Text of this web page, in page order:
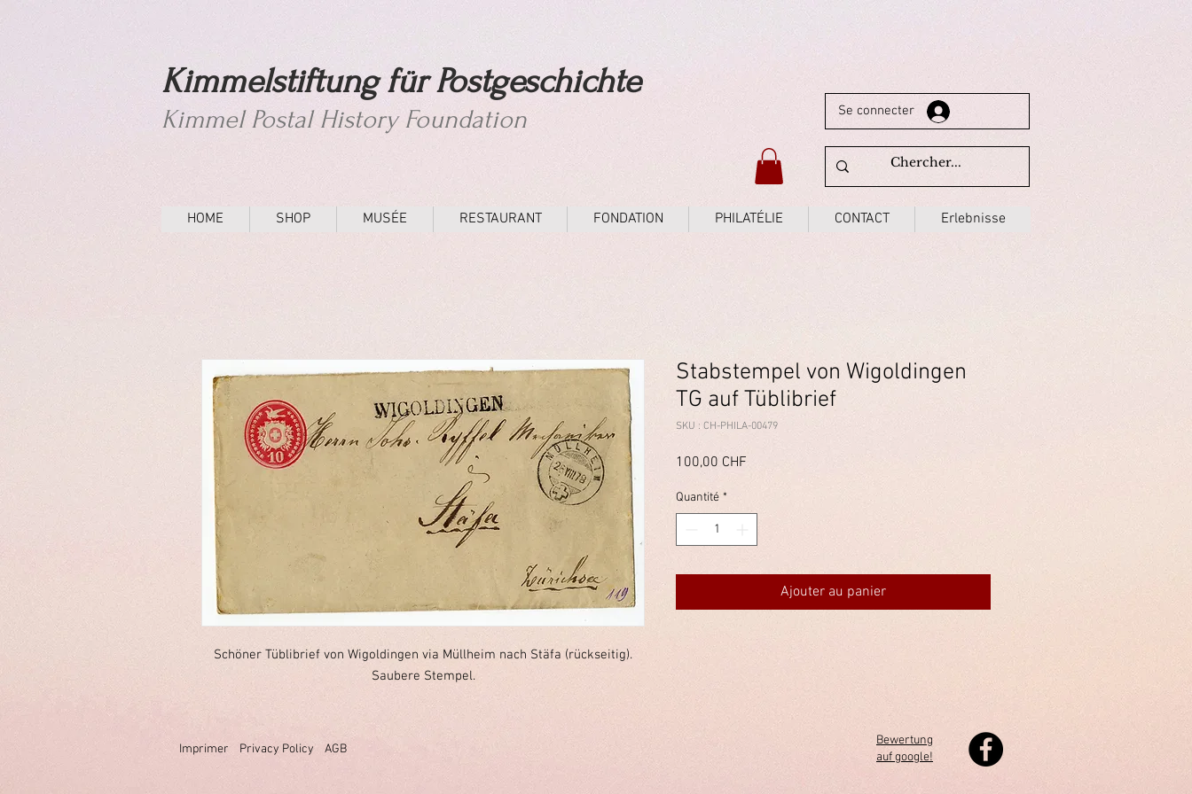
Kimmelstiftung für Postgeschichte
Kimmel Postal History Foundation Se connecter
HOME SHOP MUSÉE RESTAURANT FONDATION PHILATÉLIE CONTACT Erlebnisse
Schöner Tüblibrief von Wigoldingen via Müllheim nach Stäfa (rückseitig).
Saubere Stempel.
Stabstempel von Wigoldingen
TG auf Tüblibrief
SKU : CH-PHILA-00479
100,00 CHF
Quantité *
Ajouter au panier
Imprimer Privacy Policy AGB
Bewertung
auf google!